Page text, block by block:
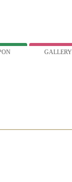
GALLERY